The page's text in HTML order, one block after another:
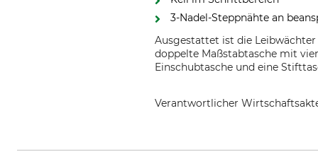
3-Nadel-Steppnähte an
Ausgestattet ist die
doppelte Maßstabtasche mit
Einschubtasche und eine
Verantwortlicher